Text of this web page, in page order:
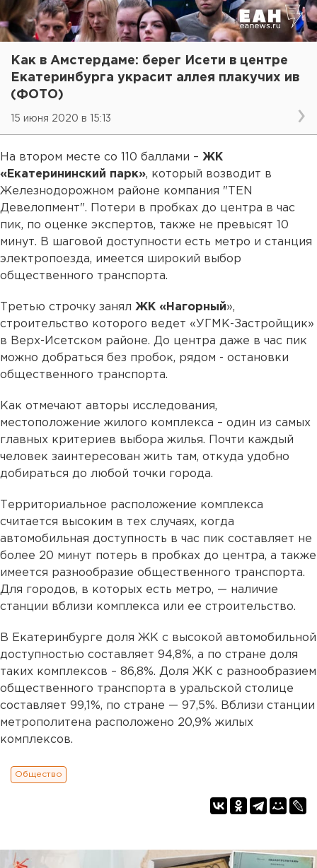
Как в Амстердаме: берег Исети в центре
Екатеринбурга украсит аллея плакучих ив
(ФОТО)
15 июня 2020 в 15:13
На втором месте со 110 баллами – ЖК
«Екатерининский парк», который возводит в
Железнодорожном районе компания "TEN
Девелопмент". Потери в пробках до центра в час
пик, по оценке экспертов, также не превысят 10
минут. В шаговой доступности есть метро и станция
электропоезда, имеется широкий выбор
общественного транспорта.
Третью строчку занял ЖК «Нагорный»,
строительство которого ведет «УГМК-Застройщик»
в Верх-Исетском районе. До центра даже в час пик
можно добраться без пробок, рядом - остановки
общественного транспорта.
Как отмечают авторы исследования,
местоположение жилого комплекса – один из самых
главных критериев выбора жилья. Почти каждый
человек заинтересован жить там, откуда удобно
добираться до любой точки города.
Территориальное расположение комплекса
считается высоким в тех случаях, когда
автомобильная доступность в час пик составляет не
более 20 минут потерь в пробках до центра, а также
имеется разнообразие общественного транспорта.
Для городов, в которых есть метро, — наличие
станции вблизи комплекса или ее строительство.
В Екатеринбурге доля ЖК с высокой автомобильной
доступностью составляет 94,8%, а по стране доля
таких комплексов – 86,8%. Доля ЖК с разнообразием
общественного транспорта в уральской столице
составляет 99,1%, по стране — 97,5%. Вблизи станции
метрополитена расположено 20,9% жилых
комплексов.
Общество